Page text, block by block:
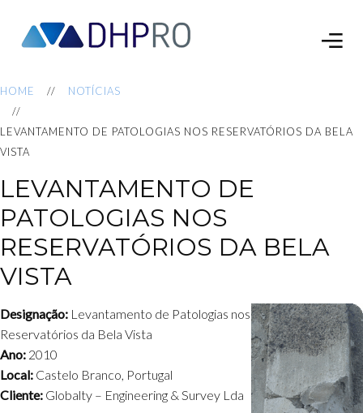
HOME NOTÍCIAS
LEVANTAMENTO DE PATOLOGIAS NOS RESERVATÓRIOS DA BELA
VISTA
LEVANTAMENTO DE
PATOLOGIAS NOS
RESERVATÓRIOS DA BELA
VISTA
Designação: Levantamento de Patologias nos
Reservatórios da Bela Vista
Ano: 2010
Local: Castelo Branco, Portugal
Cliente: Globalty – Engineering & Survey Lda